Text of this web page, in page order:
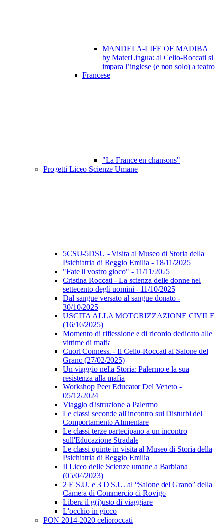
MANDELA-LIFE OF MADIBA
by MaterLingua: al Celio-Roccati si
impara l’inglese (e non solo) a teatro
Francese
"La France en chansons"
Progetti Liceo Scienze Umane
5CSU-5DSU - Visita al Museo di Storia della
Psichiatria di Reggio Emilia - 18/11/2025
"Fate il vostro gioco" - 11/11/2025
Cristina Roccati - La scienza delle donne nel
settecento degli uomini - 11/10/2025
Dal sangue versato al sangue donato -
30/10/2025
USCITA ALLA MOTORIZZAZIONE CIVILE
(16/10/2025)
Momento di riflessione e di ricordo dedicato alle
vittime di mafia
Cuori Connessi - Il Celio-Roccati al Salone del
Grano (27/02/2025)
Un viaggio nella Storia: Palermo e la sua
resistenza alla mafia
Workshop Peer Educator Del Veneto -
05/12/2024
Viaggio d'istruzione a Palermo
Le classi seconde all'incontro sui Disturbi del
Comportamento Alimentare
Le classi terze partecipano a un incontro
sull'Educazione Stradale
Le classi quinte in visita al Museo di Storia della
Psichiatria di Reggio Emilia
Il Liceo delle Scienze umane a Barbiana
(05/04/2023)
2 E S.U. e 3 D S.U. al “Salone del Grano” della
Camera di Commercio di Rovigo
Libera il g(i)usto di viaggiare
L'occhio in gioco
PON 2014-2020 celioroccati